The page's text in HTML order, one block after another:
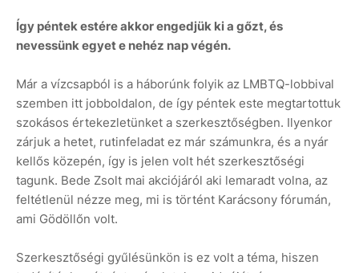
Így péntek estére akkor engedjük ki a gőzt, és
nevessünk egyet e nehéz nap végén.
Már a vízcsapból is a háborúnk folyik az LMBTQ-lobbival
szemben itt jobboldalon, de így péntek este megtartottuk
szokásos értekezletünket a szerkesztőségben. Ilyenkor
zárjuk a hetet, rutinfeladat ez már számunkra, és a nyár
kellős közepén, így is jelen volt hét szerkesztőségi
tagunk. Bede Zsolt mai akciójáról aki lemaradt volna, az
feltétlenül nézze meg, mi is történt Karácsony fórumán,
ami Gödöllőn volt.
Szerkesztőségi gyűlésünkön is ez volt a téma, hiszen